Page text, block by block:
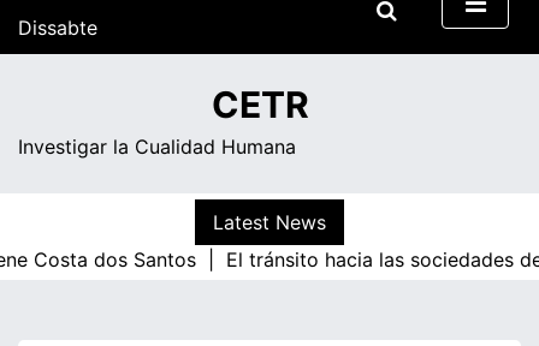
Dissabte
CETR
Investigar la Cualidad Humana
Latest News
dos Santos |El tránsito hacia las sociedades de